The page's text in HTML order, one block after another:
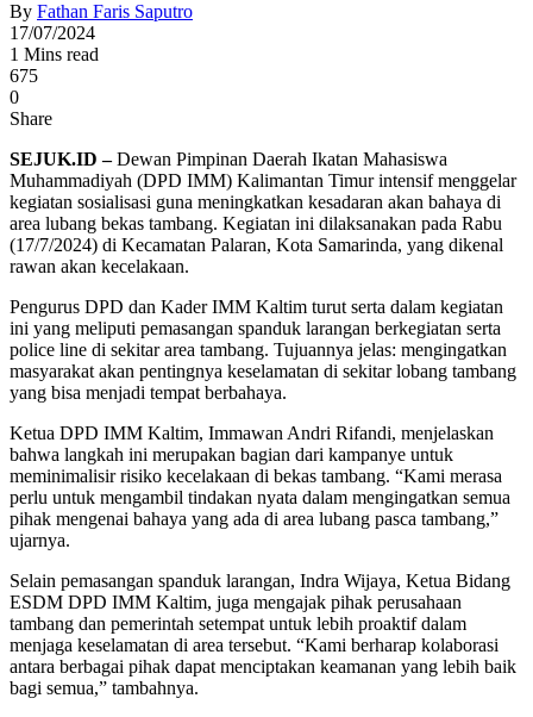
By Fathan Faris Saputro
17/07/2024
1 Mins read
675
0
Share
SEJUK.ID –Dewan Pimpinan Daerah Ikatan Mahasiswa
Muhammadiyah (DPD IMM) Kalimantan Timur intensif menggelar
kegiatan sosialisasi guna meningkatkan kesadaran akan bahaya di
area lubang bekas tambang. Kegiatan ini dilaksanakan pada Rabu
(17/7/2024) di Kecamatan Palaran, Kota Samarinda, yang dikenal
rawan akan kecelakaan.
Pengurus DPD dan Kader IMM Kaltim turut serta dalam kegiatan
ini yang meliputi pemasangan spanduk larangan berkegiatan serta
police line di sekitar area tambang. Tujuannya jelas: mengingatkan
masyarakat akan pentingnya keselamatan di sekitar lobang tambang
yang bisa menjadi tempat berbahaya.
Ketua DPD IMM Kaltim, Immawan Andri Rifandi, menjelaskan
bahwa langkah ini merupakan bagian dari kampanye untuk
meminimalisir risiko kecelakaan di bekas tambang. “Kami merasa
perlu untuk mengambil tindakan nyata dalam mengingatkan semua
pihak mengenai bahaya yang ada di area lubang pasca tambang,”
ujarnya.
Selain pemasangan spanduk larangan, Indra Wijaya, Ketua Bidang
ESDM DPD IMM Kaltim, juga mengajak pihak perusahaan
tambang dan pemerintah setempat untuk lebih proaktif dalam
menjaga keselamatan di area tersebut. “Kami berharap kolaborasi
antara berbagai pihak dapat menciptakan keamanan yang lebih baik
bagi semua,” tambahnya.